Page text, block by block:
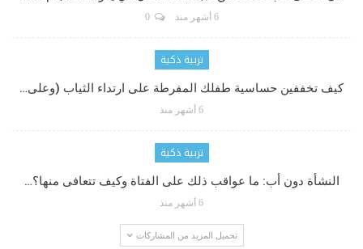
6 أشهر منذ 0
تربية ذكية
كيف تخففين حساسية طفلك المفرطة على ارتداء الثياب (وعلى…
6 أشهر منذ
تربية ذكية
النشأة دون أب: ما عواقب ذلك على الفتاة وكيف تتعافى منها؟…
6 أشهر منذ
تحميل المزيد من المشاركات